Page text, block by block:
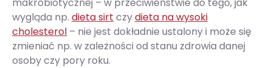
wygląda np. dieta sirt czydieta na wysoki
cholesterol – nie jest dokładnie ustalony i może się
zmieniać np. w zależności od stanu zdrowia danej
osoby czy pory roku.